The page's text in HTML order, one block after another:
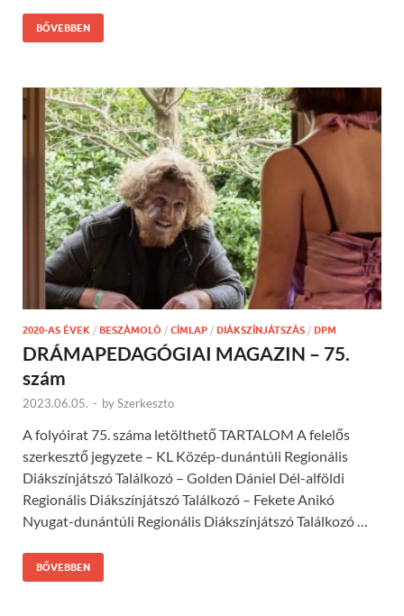
BŐVEBBEN
2020-AS ÉVEK / BESZÁMOLÓ / CÍMLAP / DIÁKSZÍNJÁTSZÁS / DPM
DRÁMAPEDAGÓGIAI MAGAZIN – 75.
szám
2023.06.05. - bySzerkeszto
A folyóirat 75. száma letölthető TARTALOM A felelős
szerkesztő jegyzete – KL Közép-dunántúli Regionális
Diákszínjátszó Találkozó – Golden Dániel Dél-alföldi
Regionális Diákszínjátszó Találkozó – Fekete Anikó
Nyugat-dunántúli Regionális Diákszínjátszó Találkozó …
BŐVEBBEN